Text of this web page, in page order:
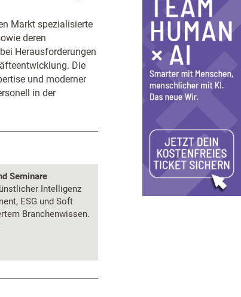
Markt spezialisierte
deren
Herausforderungen
Die
und moderner
in der
Seminare
Intelligenz
ESG und Soft
Branchenwissen.